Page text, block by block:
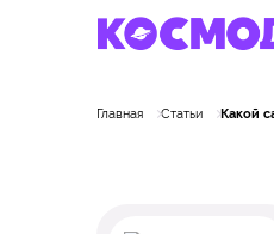
Главная Статьи Какой